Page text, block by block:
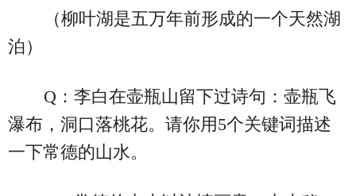
（柳叶湖是五万年前形成的一个天然湖
泊）
Q：李白在壶瓶山留下过诗句：壶瓶飞
瀑布，洞口落桃花。请你用5个关键词描述
一下常德的山水。